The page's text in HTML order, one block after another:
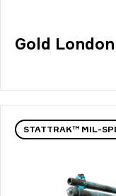
Gold
STATTRAK™ MIL-